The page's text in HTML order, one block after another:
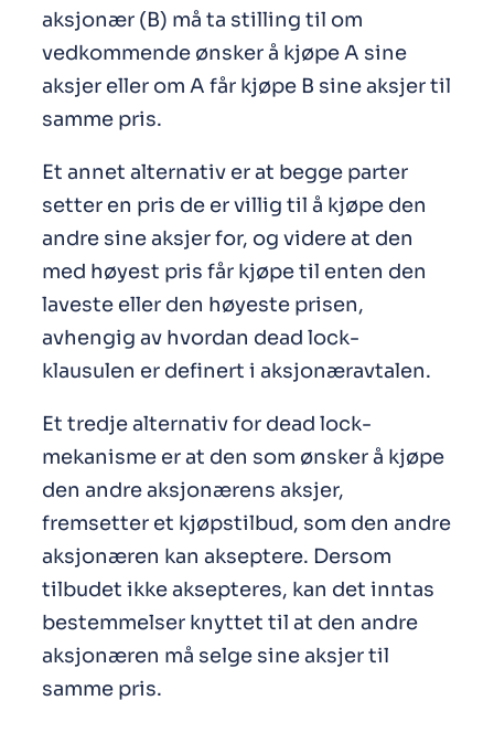
aksjonær (B) må ta stilling til om
vedkommende ønsker å kjøpe A sine
aksjer eller om A får kjøpe B sine aksjer til
samme pris.
Et annet alternativ er at begge parter
setter en pris de er villig til å kjøpe den
andre sine aksjer for, og videre at den
med høyest pris får kjøpe til enten den
laveste eller den høyeste prisen,
avhengig av hvordan dead lock-
klausulen er definert i aksjonæravtalen.
Et tredje alternativ for dead lock-
mekanisme er at den som ønsker å kjøpe
den andre aksjonærens aksjer,
fremsetter et kjøpstilbud, som den andre
aksjonæren kan akseptere. Dersom
tilbudet ikke aksepteres, kan det inntas
bestemmelser knyttet til at den andre
aksjonæren må selge sine aksjer til
samme pris.